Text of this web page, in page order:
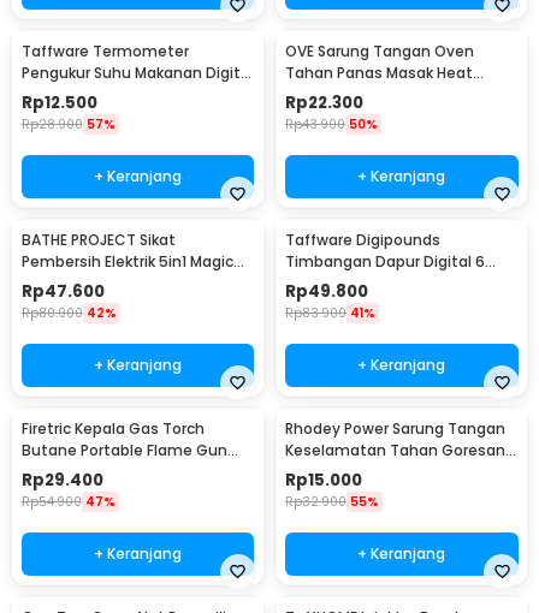
Taffware Termometer
Pengukur Suhu Makanan Digital
Daging Kopi Susu - TP101
Rp12.500
Rp28.900 57%
+ Keranjang
OVE Sarung Tangan Oven
Tahan Panas Masak Heat
Resistant Gloves - 540F
Rp22.300
Rp43.900 50%
+ Keranjang
BATHE PROJECT Sikat
Pembersih Elektrik 5in1 Magic
Brush Rechargeable - WQ8110
Rp47.600
Rp80.900 42%
+ Keranjang
Taffware Digipounds
Timbangan Dapur Digital 6
Satuan 1kg 0.1g - i2000
Rp49.800
Rp83.900 41%
+ Keranjang
Firetric Kepala Gas Torch
Butane Portable Flame Gun
Adjustable - 807
Rp29.400
Rp54.900 47%
+ Keranjang
Rhodey Power Sarung Tangan
Keselamatan Tahan Goresan
Pisau - EN388
Rp15.000
Rp32.900 55%
+ Keranjang